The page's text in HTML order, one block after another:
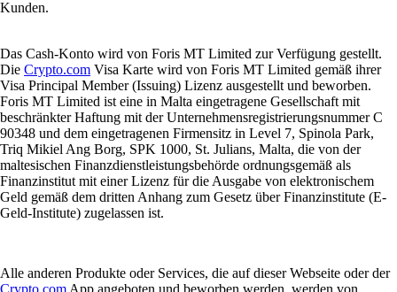
Kunden.
Das Cash-Konto wird von Foris MT Limited zur Verfügung gestellt.
Die Crypto.com Visa Karte wird von Foris MT Limited gemäß ihrer
Visa Principal Member (Issuing) Lizenz ausgestellt und beworben.
Foris MT Limited ist eine in Malta eingetragene Gesellschaft mit
beschränkter Haftung mit der Unternehmensregistrierungsnummer C
90348 und dem eingetragenen Firmensitz in Level 7, Spinola Park,
Triq Mikiel Ang Borg, SPK 1000, St. Julians, Malta, die von der
maltesischen Finanzdienstleistungsbehörde ordnungsgemäß als
Finanzinstitut mit einer Lizenz für die Ausgabe von elektronischem
Geld gemäß dem dritten Anhang zum Gesetz über Finanzinstitute (E-
Geld-Institute) zugelassen ist.
Alle anderen Produkte oder Services, die auf dieser Webseite oder der
Crypto.com App angeboten und beworben werden, werden von